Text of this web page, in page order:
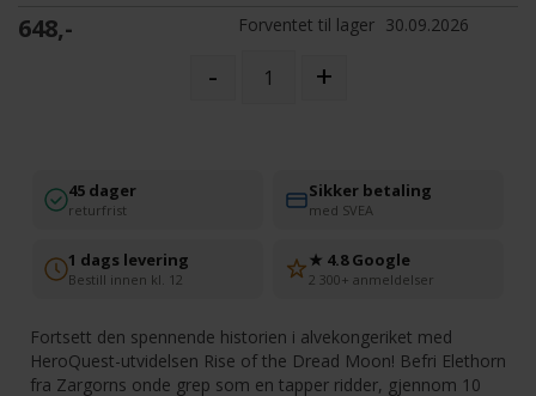
648,- Forventet til lager 30.09.2026
- +
45 dager
returfrist
Sikker betaling
med SVEA
1 dags levering
Bestill innen kl. 12
★ 4.8 Google
2 300+ anmeldelser
Fortsett den spennende historien i alvekongeriket med
HeroQuest-utvidelsen Rise of the Dread Moon! Befri Elethorn
fra Zargorns onde grep som en tapper ridder, gjennom 10